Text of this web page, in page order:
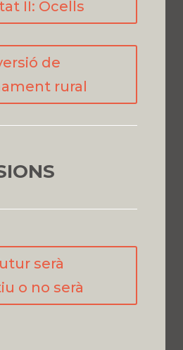
II: Ocells
de
rural
serà
o no serà